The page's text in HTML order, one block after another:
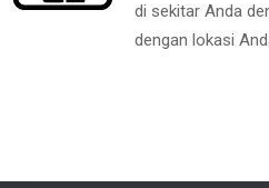
di sekitar Anda
dengan lokasi